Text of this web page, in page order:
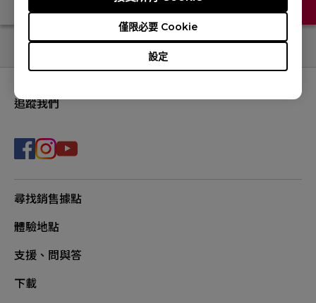
設定
僅限必要 Cookie
追蹤我們
尋找銷售據點
體驗地點
支援、問與答
下載